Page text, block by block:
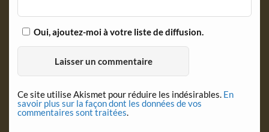
Oui, ajoutez-moi à votre liste de diffusion.
Ce site utilise Akismet pour réduire les indésirables. En
savoir plus sur la façon dont les données de vos
commentaires sont traitées.